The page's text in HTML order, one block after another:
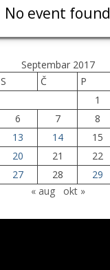
No event found
Septembar 2017
S Č P
1
6 7 8
13 14 15
20 21 22
27 28 29
« aug
okt »